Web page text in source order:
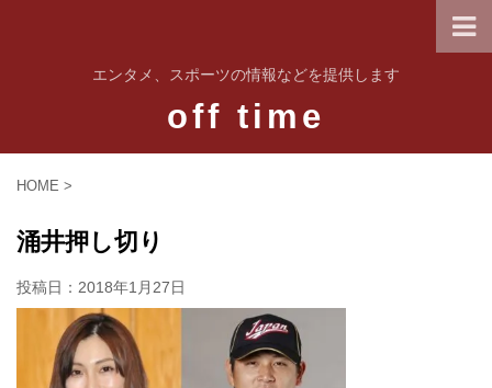
エンタメ、スポーツの情報などを提供します
off time
HOME >
涌井押し切り
投稿日： 2018年1月27日